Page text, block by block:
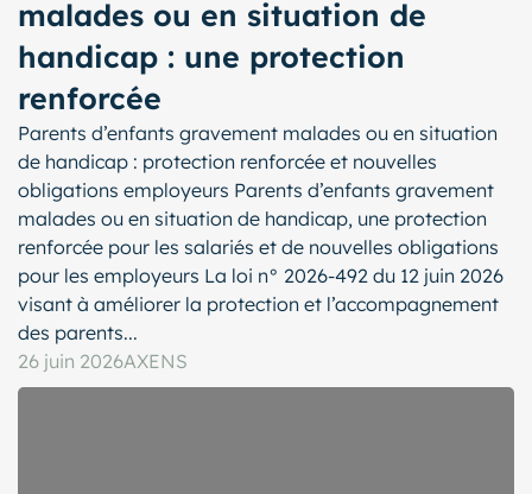
malades ou en situation de
handicap : une protection
renforcée
Parents d’enfants gravement malades ou en situation
de handicap : protection renforcée et nouvelles
obligations employeurs Parents d’enfants gravement
malades ou en situation de handicap, une protection
renforcée pour les salariés et de nouvelles obligations
pour les employeurs La loi n° 2026-492 du 12 juin 2026
visant à améliorer la protection et l’accompagnement
des parents...
26 juin 2026AXENS